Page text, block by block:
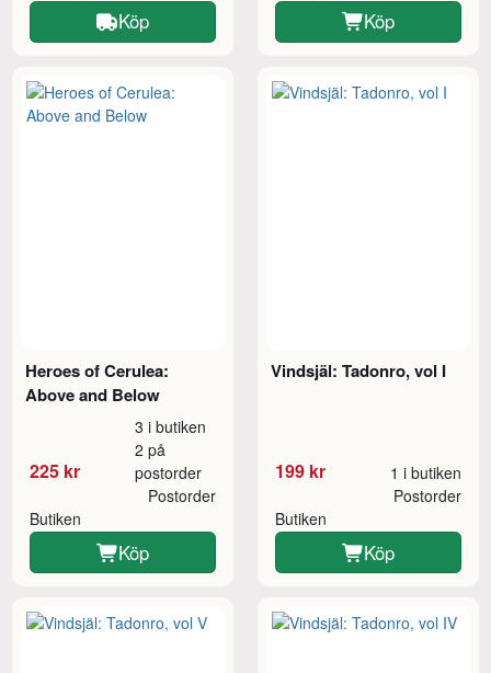
Köp Köp
Heroes of Cerulea:
Above and Below
225 kr
3 i butiken
2 på
postorder
Butiken
Postorder
Köp
Vindsjäl: Tadonro, vol I
199 kr 1 i butiken
Butiken
Postorder
Köp